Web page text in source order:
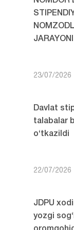
23/07/2026
Davlat
talabalar
o‘tkazildi
22/07/2026
JDPU
yozgi